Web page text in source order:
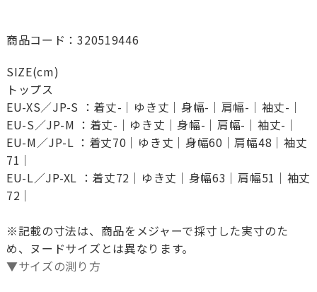
商品コード：320519446
SIZE(cm)
トップス
EU-XS／JP-S ：着丈-｜ゆき丈｜身幅-｜肩幅-｜袖丈-｜
EU-S／JP-M ：着丈-｜ゆき丈｜身幅-｜肩幅-｜袖丈-｜
EU-M／JP-L ：着丈70｜ゆき丈｜身幅60｜肩幅48｜袖丈
71｜
EU-L／JP-XL ：着丈72｜ゆき丈｜身幅63｜肩幅51｜袖丈
72｜
※記載の寸法は、商品をメジャーで採寸した実寸のた
め、ヌードサイズとは異なります。
▼サイズの測り方